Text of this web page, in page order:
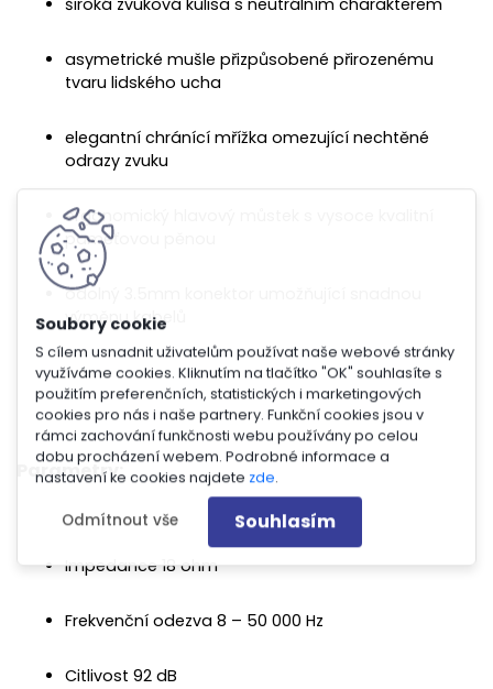
S cílem usnadnit uživatelům používat naše webové stránky
využíváme cookies. Kliknutím na tlačítko "OK" souhlasíte s
použitím preferenčních, statistických i marketingových
cookies pro nás i naše partnery. Funkční cookies jsou v
rámci zachování funkčnosti webu používány po celou
dobu procházení webem. Podrobné informace a
nastavení ke cookies najdete zde.
Odmítnout vše Souhlasím
široká zvuková kulisa s neutrálním charakterem
asymetrické mušle přizpůsobené přirozenému
tvaru lidského ucha
elegantní chránící mřížka omezující nechtěné
odrazy zvuku
ergonomický hlavový můstek s vysoce kvalitní
paměťovou pěnou
odolný 3.5mm konektor umožňující snadnou
výměnu kabelů
Parametry:
Impedance 18 ohm
Frekvenční odezva 8 – 50 000 Hz
Citlivost 92 dB